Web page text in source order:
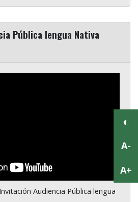
Pública lengua Nativa
Invitación Audiencia Pública lengua